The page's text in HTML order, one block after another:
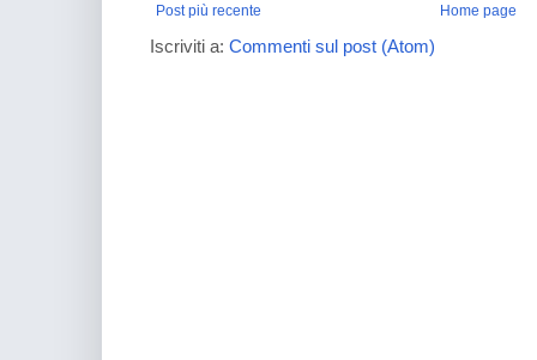
Post più recente Home page
Iscriviti a: Commenti sul post (Atom)